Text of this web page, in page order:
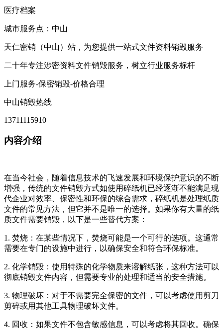
医疗档案
城市服务点：中山
天仁密销（中山）站，为您提供一站式文件资料销毁服务
二十年专注涉密资料文件销毁服务，树立行业服务标杆
上门服务-保密销毁-价格合理
中山销毁热线
13711115910
内容介绍
在当今社会，随着信息技术的飞速发展和环境保护意识的不断
增强，传统的文件销毁方式如使用碎纸机已经逐渐不能满足现
代企业对效率、保密性和环保的综合需求，碎纸机是处理纸质
文件的常见方法，但它并不是唯一的选择。如果你有大量的纸
质文件需要销毁，以下是一些替代方案：
1. 焚烧：在某些情况下，焚烧可能是一个可行的选项。这通常
需要在专门的设施中进行，以确保安全和符合环保标准。
2. 化学销毁：使用特殊的化学物质来溶解纸张，这种方法可以
彻底销毁文件内容，但需要专业的处理和适当的安全措施。
3. 物理破坏：对于不需要完全保密的文件，可以考虑使用剪刀
剪碎或用其他工具物理破坏文件。
4. 回收：如果文件不包含敏感信息，可以考虑将其回收。确保